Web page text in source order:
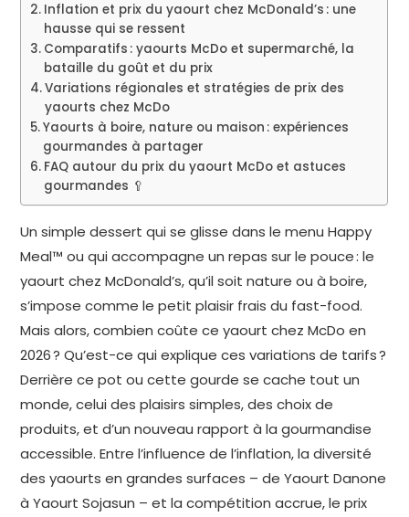
Inflation et prix du yaourt chez McDonald’s : une
hausse qui se ressent
Comparatifs : yaourts McDo et supermarché, la
bataille du goût et du prix
Variations régionales et stratégies de prix des
yaourts chez McDo
Yaourts à boire, nature ou maison : expériences
gourmandes à partager
FAQ autour du prix du yaourt McDo et astuces
gourmandes 🥄
Un simple dessert qui se glisse dans le menu Happy
Meal™ ou qui accompagne un repas sur le pouce : le
yaourt chez McDonald’s, qu’il soit nature ou à boire,
s’impose comme le petit plaisir frais du fast-food.
Mais alors, combien coûte ce yaourt chez McDo en
2026 ? Qu’est-ce qui explique ces variations de tarifs ?
Derrière ce pot ou cette gourde se cache tout un
monde, celui des plaisirs simples, des choix de
produits, et d’un nouveau rapport à la gourmandise
accessible. Entre l’influence de l’inflation, la diversité
des yaourts en grandes surfaces – de Yaourt Danone
à Yaourt Sojasun – et la compétition accrue, le prix